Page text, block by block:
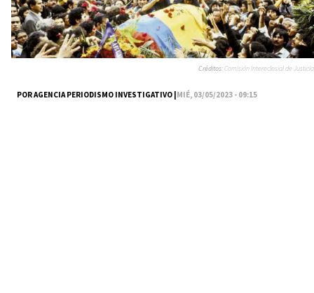
POR AGENCIA PERIODISMO INVESTIGATIVO |MIÉ, 03/05/2023 - 09:15
Créditos:Comisión Intereclesial de Justicia